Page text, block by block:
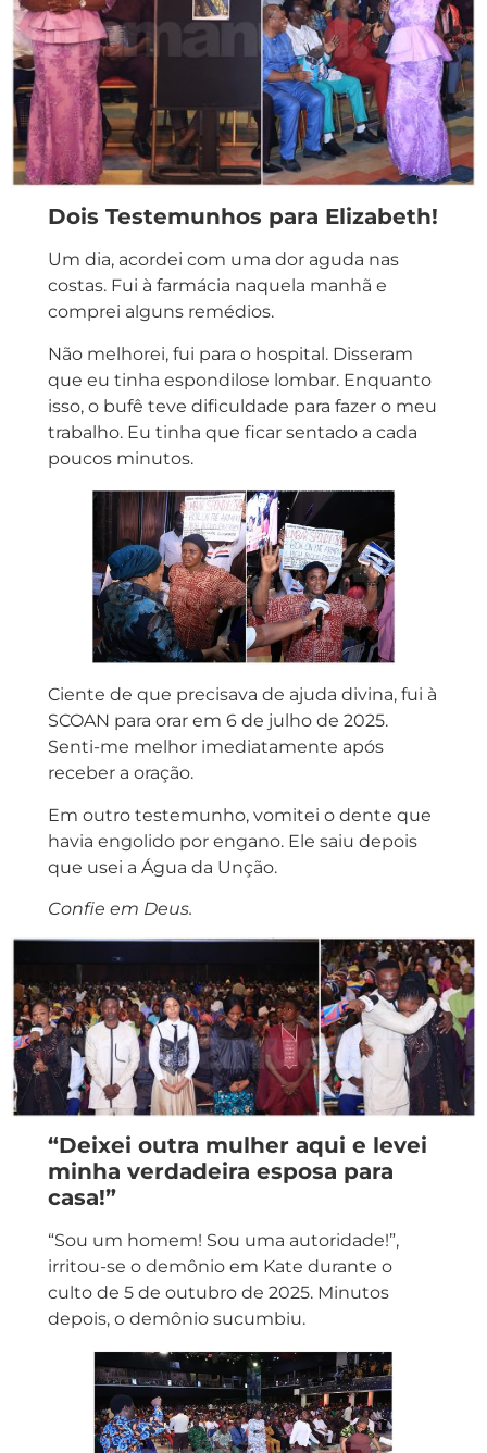
Dois Testemunhos para Elizabeth!
Um dia, acordei com uma dor aguda nas
costas. Fui à farmácia naquela manhã e
comprei alguns remédios.
Não melhorei, fui para o hospital. Disseram
que eu tinha espondilose lombar. Enquanto
isso, o bufê teve dificuldade para fazer o meu
trabalho. Eu tinha que ficar sentado a cada
poucos minutos.
Ciente de que precisava de ajuda divina, fui à
SCOAN para orar em 6 de julho de 2025.
Senti-me melhor imediatamente após
receber a oração.
Em outro testemunho, vomitei o dente que
havia engolido por engano. Ele saiu depois
que usei a Água da Unção.
Confie em Deus.
“Deixei outra mulher aqui e levei
minha verdadeira esposa para
casa!”
“Sou um homem! Sou uma autoridade!”,
irritou-se o demônio em Kate durante o
culto de 5 de outubro de 2025. Minutos
depois, o demônio sucumbiu.